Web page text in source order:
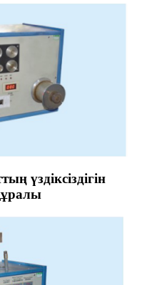
үздіксіздігін